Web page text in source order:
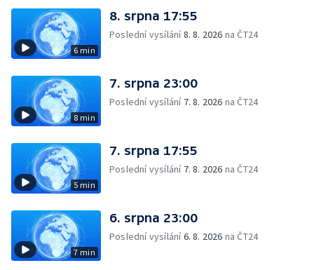
6 min
8. srpna 17:55
Poslední vysílání8. 8. 2026 na ČT24
8 min
7. srpna 23:00
Poslední vysílání 7. 8. 2026 na ČT24
5 min
7. srpna 17:55
Poslední vysílání 7. 8. 2026 na ČT24
7 min
6. srpna 23:00
Poslední vysílání6. 8. 2026 na ČT24